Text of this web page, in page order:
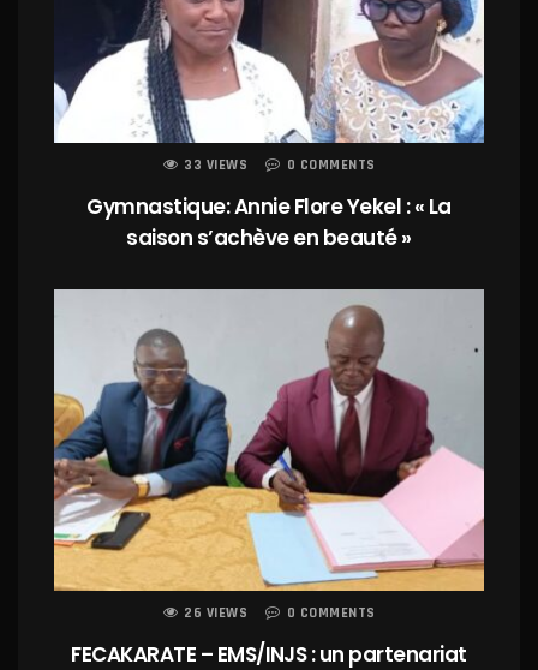
33 VIEWS 0 COMMENTS
Gymnastique: Annie Flore Yekel : « La
saison s’achève en beauté »
26 VIEWS 0 COMMENTS
FECAKARATE – EMS/INJS : un partenariat